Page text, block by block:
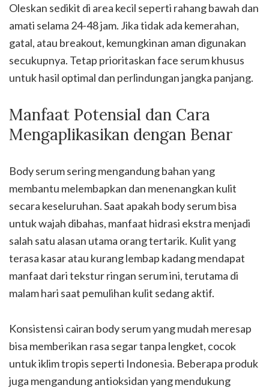
Oleskan sedikit di area kecil seperti rahang bawah dan
amati selama 24-48 jam. Jika tidak ada kemerahan,
gatal, atau breakout, kemungkinan aman digunakan
secukupnya. Tetap prioritaskan face serum khusus
untuk hasil optimal dan perlindungan jangka panjang.
Manfaat Potensial dan Cara
Mengaplikasikan dengan Benar
Body serum sering mengandung bahan yang
membantu melembapkan dan menenangkan kulit
secara keseluruhan. Saat apakah body serum bisa
untuk wajah dibahas, manfaat hidrasi ekstra menjadi
salah satu alasan utama orang tertarik. Kulit yang
terasa kasar atau kurang lembap kadang mendapat
manfaat dari tekstur ringan serum ini, terutama di
malam hari saat pemulihan kulit sedang aktif.
Konsistensi cairan body serum yang mudah meresap
bisa memberikan rasa segar tanpa lengket, cocok
untuk iklim tropis seperti Indonesia. Beberapa produk
juga mengandung antioksidan yang mendukung